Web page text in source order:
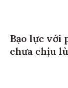
Bạo lực với
chưa chịu